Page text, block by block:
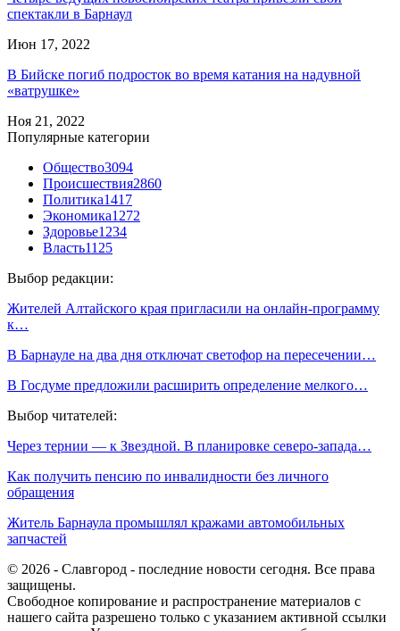
спектакли в Барнаул
Июн 17, 2022
В Бийске погиб подросток во время катания на надувной
«ватрушке»
Ноя 21, 2022
Популярные категории
Общество3094
Происшествия2860
Политика1417
Экономика1272
Здоровье1234
Власть1125
Выбор редакции:
Жителей Алтайского края пригласили на онлайн-программу
к…
В Барнауле на два дня отключат светофор на пересечении…
В Госдуме предложили расширить определение мелкого…
Выбор читателей:
Через тернии — к Звездной. В планировке северо-запада…
Как получить пенсию по инвалидности без личного
обращения
Житель Барнаула промышлял кражами автомобильных
запчастей
© 2026 - Славгород - последние новости сегодня. Все права
защищены.
Свободное копирование и распространение материалов с
нашего сайта разрешено только с указанием активной ссылки